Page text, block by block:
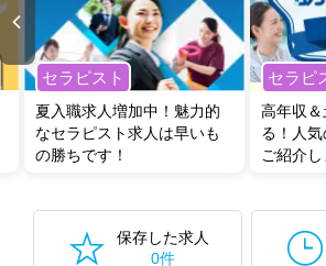
セラピスト
夏入職求人増加中！魅力的
なセラピスト求人は早いも
の勝ちです！
セラピ
高年収＆
る！人
ご紹介し
保存した求人
0件